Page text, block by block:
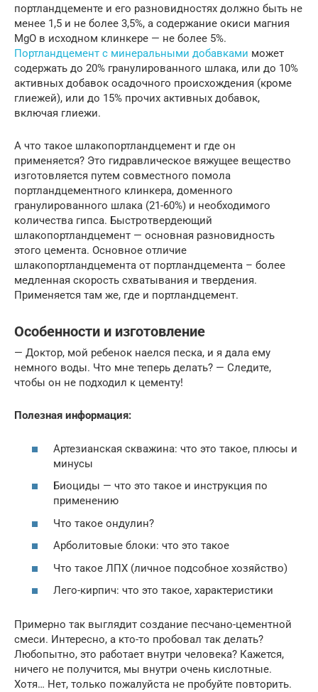
портландцементе и его разновидностях должно быть не
менее 1,5 и не более 3,5%, а содержание окиси магния
MgO в исходном клинкере — не более 5%.
Портландцемент с минеральными добавками может
содержать до 20% гранулированного шлака, или до 10%
активных добавок осадочного происхождения (кроме
глиежей), или до 15% прочих активных добавок,
включая глиежи.
А что такое шлакопортландцемент и где он
применяется? Это гидравлическое вяжущее вещество
изготовляется путем совместного помола
портландцементного клинкера, доменного
гранулированного шлака (21-60%) и необходимого
количества гипса. Быстротвердеющий
шлакопортландцемент — основная разновидность
этого цемента. Основное отличие
шлакопортландцемента от портландцемента – более
медленная скорость схватывания и твердения.
Применяется там же, где и портландцемент.
Особенности и изготовление
— Доктор, мой ребенок наелся песка, и я дала ему
немного воды. Что мне теперь делать? — Следите,
чтобы он не подходил к цементу!
Полезная информация:
Артезианская скважина: что это такое, плюсы и
минусы
Биоциды — что это такое и инструкция по
применению
Что такое ондулин?
Арболитовые блоки: что это такое
Что такое ЛПХ (личное подсобное хозяйство)
Лего-кирпич: что это такое, характеристики
Примерно так выглядит создание песчано-цементной
смеси. Интересно, а кто-то пробовал так делать?
Любопытно, это работает внутри человека? Кажется,
ничего не получится, мы внутри очень кислотные.
Хотя… Нет, только пожалуйста не пробуйте повторить.